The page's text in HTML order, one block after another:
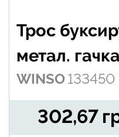
Трос
метал.
4,5м
WINSO133450
302,67